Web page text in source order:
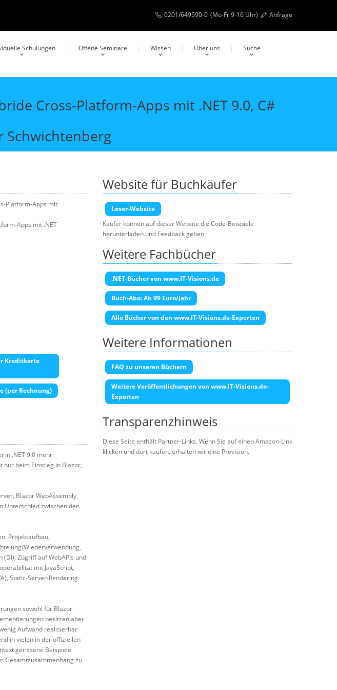
0201/649590-0 (Mo-Fr 9-16 Uhr) Anfrage
Schulungen Offene Seminare Wissen Über uns Suche
Cross-Platform-Apps mit .NET 9.0, C#
Schwichtenberg
Platform-Apps mit
Apps mit .NET
Kreditkarte
(per Rechnung)
in .NET 9.0 mehr
nur beim Einstieg in Blazor,
Blazor WebAssembly,
Unterschied zwischen den
Projektaufbau,
Wiederverwendung,
Zugriff auf WebAPIs und
mit JavaScript,
Static-Server-Rendering
sowohl für Blazor
besitzen aber
Aufwand realisierbar
in vielen in der offiziellen
gerissene Beispiele
Gesamtzusammenhang zu
Website für Buchkäufer
Leser-Website
Käufer können auf dieser Website die Code-Beispiele
herunterladen und Feedback geben
Weitere Fachbücher
.NET-Bücher von www.IT-Visions.de
Buch-Abo: Ab 99 Euro/Jahr
Alle Bücher von den www.IT-Visions.de-Experten
Weitere Informationen
FAQ zu unseren Büchern
Weitere Veröffentlichungen von www.IT-Visions.de-
Experten
Transparenzhinweis
Diese Seite enthält Partner-Links. Wenn Sie auf einen Amazon-Link
klicken und dort kaufen, erhalten wir eine Provision.